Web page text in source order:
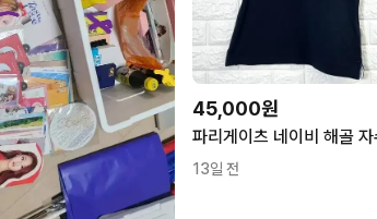
45,000원
13일 전